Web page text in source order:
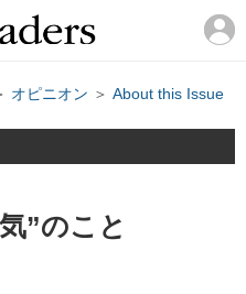
オピニオン ＞ About this Issue
”のこと